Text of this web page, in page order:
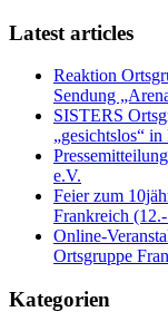
Latest articles
Reaktion
Sendung
SISTERS
„gesichtslos“
e.V.
Feier zum
Frankreich
Online-
Ortsgruppe
Kategorien